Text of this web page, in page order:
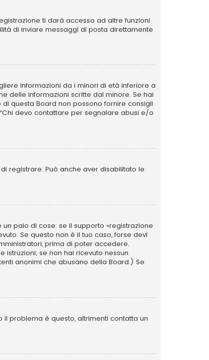
ti darà accesso ad altre funzioni
di inviare messaggi di posta direttamente
informazioni da i minori di età inferiore a
delle informazioni scritte dal minore. Se hai
questa Board non possono fornire consigli
devo contattare per segnalare abusi e/o
registrare. Può anche aver disabilitato le
paio di cose: se il supporto «registrazione
Se questo non è il tuo caso, forse devi
prima di poter accedere.
istruzioni; se non hai ricevuto nessun
anonimi che abusano della Board.) Se
problema è questo, altrimenti contatta un